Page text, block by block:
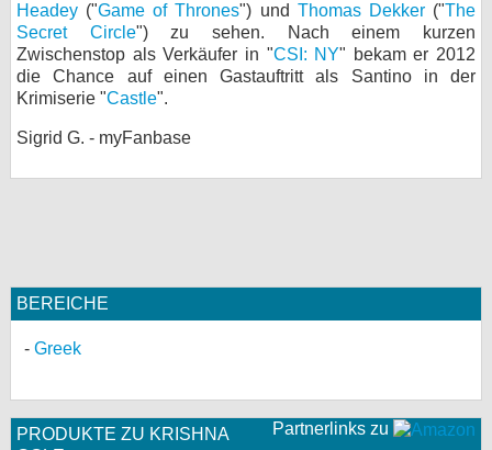
Headey ("Game of Thrones") und Thomas Dekker("The
Secret Circle") zu sehen. Nach einem kurzen
Zwischenstop als Verkäufer in "CSI: NY" bekam er 2012
die Chance auf einen Gastauftritt als Santino in der
Krimiserie "Castle".
Sigrid G. - myFanbase
BEREICHE
Greek
Partnerlinks zu
PRODUKTE ZU KRISHNA
Gewinnspiele
Forum
Datenschutz
Impressum